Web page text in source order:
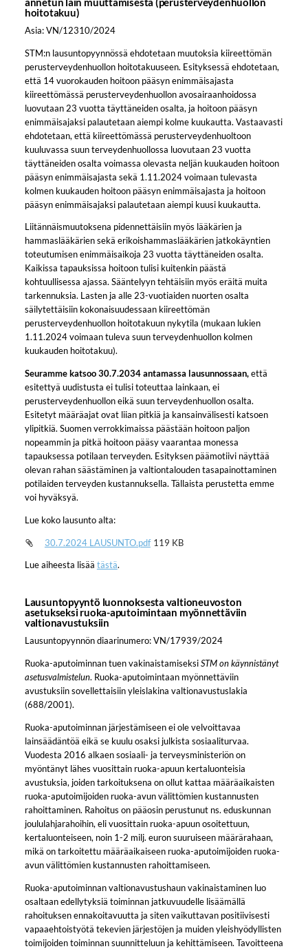
hoitotakuu)
Asia: VN/12310/2024
STM:n lausuntopyynnössä ehdotetaan muutoksia kiireettömän
perusterveydenhuollon hoitotakuuseen. Esityksessä ehdotetaan,
että 14 vuorokauden hoitoon pääsyn enimmäisajasta
kiireettömässä perusterveydenhuollon avosairaanhoidossa
luovutaan 23 vuotta täyttäneiden osalta, ja hoitoon pääsyn
enimmäisajaksi palautetaan aiempi kolme kuukautta. Vastaavasti
ehdotetaan, että kiireettömässä perusterveydenhuoltoon
kuuluvassa suun terveydenhuollossa luovutaan 23 vuotta
täyttäneiden osalta voimassa olevasta neljän kuukauden hoitoon
pääsyn enimmäisajasta sekä 1.11.2024 voimaan tulevasta
kolmen kuukauden hoitoon pääsyn enimmäisajasta ja hoitoon
pääsyn enimmäisajaksi palautetaan aiempi kuusi kuukautta.
Liitännäismuutoksena pidennettäisiin myös lääkärien ja
hammaslääkärien sekä erikoishammaslääkärien jatkokäyntien
toteutumisen enimmäisaikoja 23 vuotta täyttäneiden osalta.
Kaikissa tapauksissa hoitoon tulisi kuitenkin päästä
kohtuullisessa ajassa. Sääntelyyn tehtäisiin myös eräitä muita
tarkennuksia. Lasten ja alle 23-vuotiaiden nuorten osalta
säilytettäisiin kokonaisuudessaan kiireettömän
perusterveydenhuollon hoitotakuun nykytila (mukaan lukien
1.11.2024 voimaan tuleva suun terveydenhuollon kolmen
kuukauden hoitotakuu).
Seuramme katsoo 30.7.2034 antamassa lausunnossaan,että
esitettyä uudistusta ei tulisi toteuttaa lainkaan, ei
perusterveydenhuollon eikä suun terveydenhuollon osalta.
Esitetyt määräajat ovat liian pitkiä ja kansainvälisesti katsoen
ylipitkiä. Suomen verrokkimaissa päästään hoitoon paljon
nopeammin ja pitkä hoitoon pääsy vaarantaa monessa
tapauksessa potilaan terveyden. Esityksen päämotiivi näyttää
olevan rahan säästäminen ja valtiontalouden tasapainottaminen
potilaiden terveyden kustannuksella. Tällaista perustetta emme
voi hyväksyä.
Lue koko lausunto alta:
30.7.2024 LAUSUNTO.pdf 119 KB
Lue aiheesta lisää tästä.
Lausuntopyyntö luonnoksesta valtioneuvoston
asetukseksi ruoka-aputoimintaan myönnettäviin
valtionavustuksiin
Lausuntopyynnön diaarinumero: VN/17939/2024
Ruoka-aputoiminnan tuen vakinaistamiseksiSTM on käynnistänyt
asetusvalmistelun. Ruoka-aputoimintaan myönnettäviin
avustuksiin sovellettaisiin yleislakina valtionavustuslakia
(688/2001).
Ruoka-aputoiminnan järjestämiseen ei ole velvoittavaa
lainsäädäntöä eikä se kuulu osaksi julkista sosiaaliturvaa.
Vuodesta 2016 alkaen sosiaali- ja terveysministeriön on
myöntänyt lähes vuosittain ruoka-apuun kertaluonteisia
avustuksia, joiden tarkoituksena on ollut kattaa määräaikaisten
ruoka-aputoimijoiden ruoka-avun välittömien kustannusten
rahoittaminen. Rahoitus on pääosin perustunut ns. eduskunnan
joululahjarahoihin, eli vuosittain ruoka-apuun osoitettuun,
kertaluonteiseen, noin 1-2 milj. euron suuruiseen määrärahaan,
mikä on tarkoitettu määräaikaiseen ruoka-aputoimijoiden ruoka-
avun välittömien kustannusten rahoittamiseen.
Ruoka-aputoiminnan valtionavustushaun vakinaistaminen luo
osaltaan edellytyksiä toiminnan jatkuvuudelle lisäämällä
rahoituksen ennakoitavuutta ja siten vaikuttavan positiivisesti
vapaaehtoistyötä tekevien järjestöjen ja muiden yleishyödyllisten
toimijoiden toiminnan suunnitteluun ja kehittämiseen. Tavoitteena